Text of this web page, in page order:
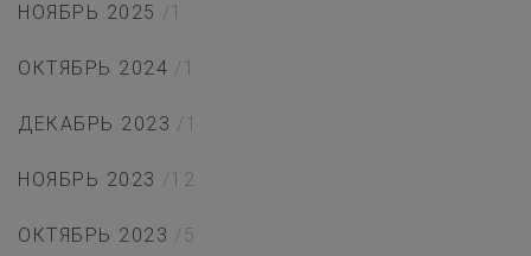
НОЯБРЬ 2025 /1
ОКТЯБРЬ 2024 /1
ДЕКАБРЬ 2023 /1
НОЯБРЬ 2023 /12
ОКТЯБРЬ 2023 /5